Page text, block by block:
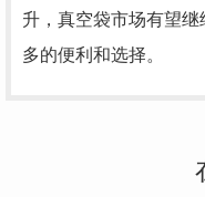
升，真空袋市场有望
多的便利和选择。